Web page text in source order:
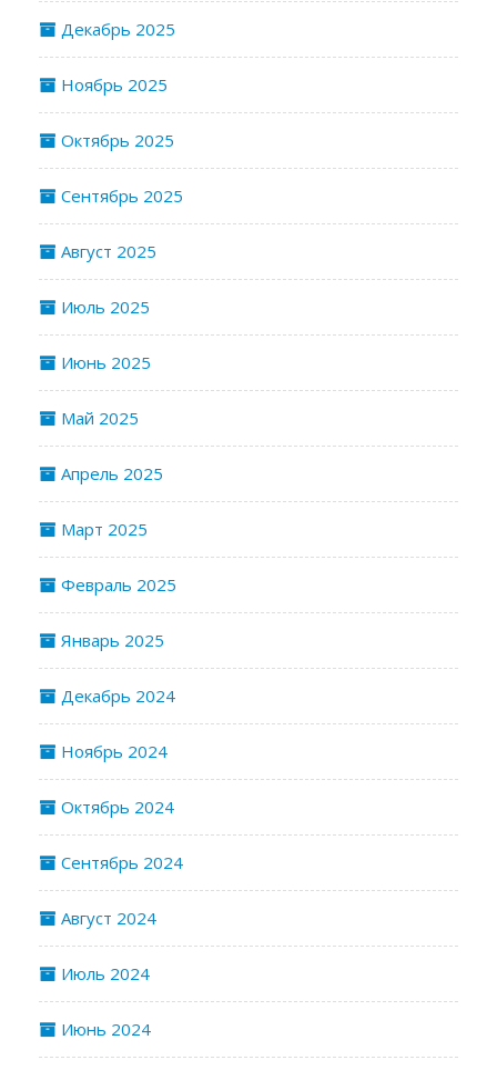
Декабрь 2025
Ноябрь 2025
Октябрь 2025
Сентябрь 2025
Август 2025
Июль 2025
Июнь 2025
Май 2025
Апрель 2025
Март 2025
Февраль 2025
Январь 2025
Декабрь 2024
Ноябрь 2024
Октябрь 2024
Сентябрь 2024
Август 2024
Июль 2024
Июнь 2024